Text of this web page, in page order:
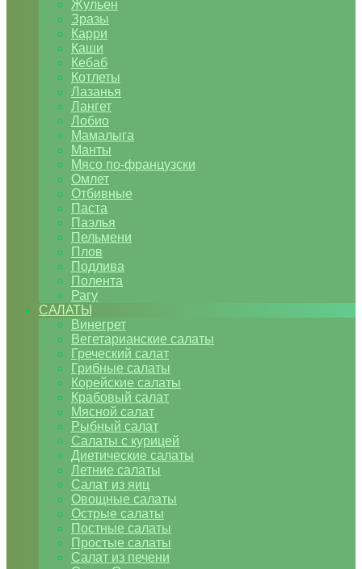
Жульен
Зразы
Карри
Каши
Кебаб
Котлеты
Лазанья
Лангет
Лобио
Мамалыга
Манты
Мясо по-французски
Омлет
Отбивные
Паста
Паэлья
Пельмени
Плов
Подлива
Полента
Рагу
САЛАТЫ
Винегрет
Вегетарианские салаты
Греческий салат
Грибные салаты
Корейские салаты
Крабовый салат
Мясной салат
Рыбный салат
Салаты с курицей
Диетические салаты
Летние салаты
Салат из яиц
Овощные салаты
Острые салаты
Постные салаты
Простые салаты
Салат из печени